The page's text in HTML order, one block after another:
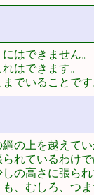
はできません。
はできます。
までいることで
の上を越えてい
れているわけで
の高さに張られ
、むしろ、つ